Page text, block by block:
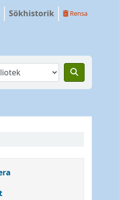
Sökhistorik Rensa